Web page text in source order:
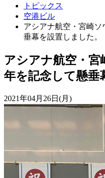
トピックス
空港ビル
アシアナ航空・宮崎
垂幕を設置しました。
アシアナ航空・宮
年を記念して懸垂
2021年04月26日(月)